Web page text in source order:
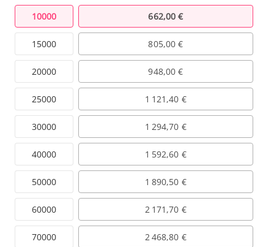
10000
15000
20000
25000
30000
40000
50000
60000
70000
662,00 €
805,00 €
948,00 €
1 121,40 €
1 294,70 €
1 592,60 €
1 890,50 €
2 171,70 €
2 468,80 €